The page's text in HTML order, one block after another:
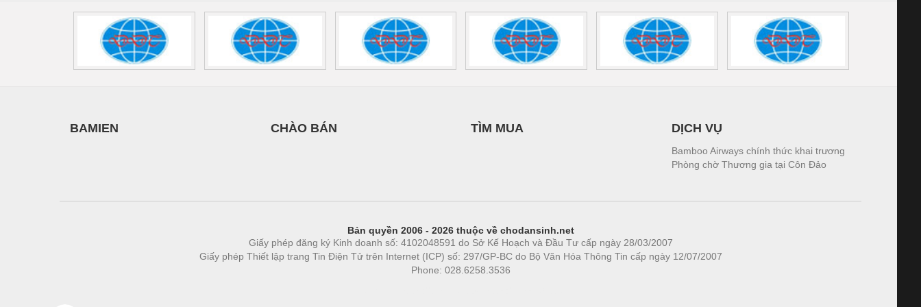
Vật liệu xây dựng
Vòng bi - Bạc đạn
Xe hơi - Phụ tùng
BAMIEN CHÀO BÁN TÌM MUA DỊCH VỤ
Bamboo Airways chính thức khai trương
Phòng chờ Thương gia tại Côn Đảo
Bản quyền 2006 - 2026 thuộc về chodansinh.net
Giấy phép đăng ký Kinh doanh số: 4102048591 do Sở Kế Hoạch và Đầu Tư cấp ngày 28/03/2007
Giấy phép Thiết lập trang Tin Điện Tử trên Internet (ICP) số: 297/GP-BC do Bộ Văn Hóa Thông Tin cấp ngày 12/07/2007
Phone: 028.6258.3536